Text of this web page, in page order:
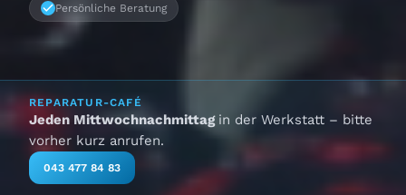
Persönliche Beratung
REPARATUR-CAFÉ
Jeden Mittwochnachmittag in der Werkstatt – bitte
vorher kurz anrufen.
043 477 84 83